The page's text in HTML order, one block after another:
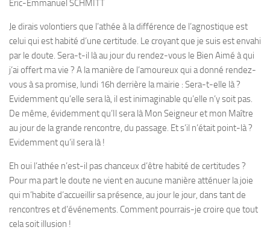
Eric-Emmanuel SCHMITT
Je dirais volontiers que l’athée à la différence de l’agnostique est
celui qui est habité d’une certitude. Le croyant que je suis est envahi
par le doute. Sera-t-il là au jour du rendez-vous le Bien Aimé à qui
j’ai offert ma vie ? A la manière de l’amoureux qui a donné rendez-
vous à sa promise, lundi 16h derrière la mairie : Sera-t-elle là ?
Evidemment qu’elle sera là, il est inimaginable qu’elle n’y soit pas.
De même, évidemment qu’Il sera là Mon Seigneur et mon Maître
au jour de la grande rencontre, du passage. Et s’il n’était point-là ?
Evidemment qu’il sera là !
Eh oui l’athée n’est-il pas chanceux d’être habité de certitudes ?
Pour ma part le doute ne vient en aucune manière atténuer la joie
qui m’habite d’accueillir sa présence, au jour le jour, dans tant de
rencontres et d’événements. Comment pourrais-je croire que tout
cela soit illusion !